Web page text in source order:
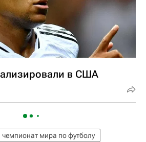
в США
мира по футболу